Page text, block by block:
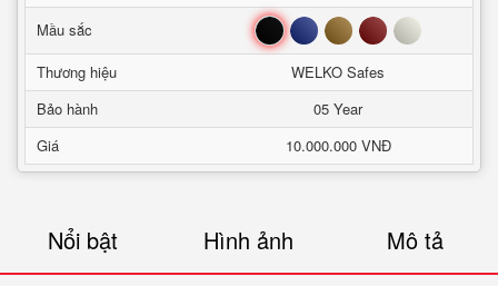
Mầu sắc Đen Xanh Nâu Đỏ Trắng
Thương hiệu
WELKO Safes
Bảo hành
05 Year
Giá
10.000.000 VNĐ
Nổi bật Hình ảnh Mô tả